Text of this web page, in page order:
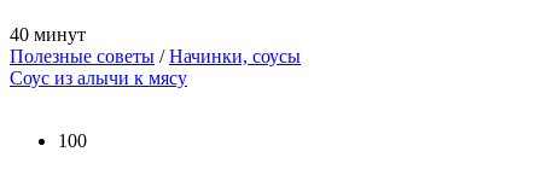
40 минут
Полезные советы /Начинки, соусы
Соус из алычи к мясу
100